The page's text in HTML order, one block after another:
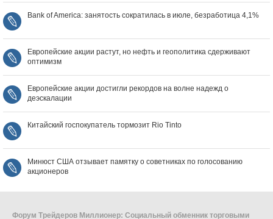
Bank of America: занятость сократилась в июле, безработица 4,1%
Европейские акции растут, но нефть и геополитика сдерживают
оптимизм
Европейские акции достигли рекордов на волне надежд о
деэскалации
Китайский госпокупатель тормозит Rio Tinto
Минюст США отзывает памятку о советниках по голосованию
акционеров
Форум Трейдеров Миллионер: Социальный обменник торговыми